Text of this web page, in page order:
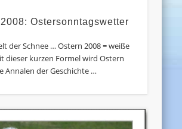
Ostersonntagswetter
der Schnee … Ostern 2008 = weiße
dieser kurzen Formel wird Ostern
Annalen der Geschichte …